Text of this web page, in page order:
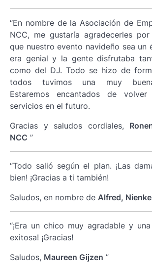
“En nombre de la Asociación de
NCC, me gustaría agradecerles
que nuestro evento navideño sea un
era genial y la gente disfrutaba
como del DJ. Todo se hizo de
todos tuvimos una muy
Estaremos encantados de
servicios en el futuro.
Gracias y saludos cordiales,
NCC ”
“Todo salió según el plan. ¡Las
bien! ¡Gracias a ti también!
Saludos, en nombre de Alfred,
“¡Era un chico muy agradable y
exitosa! ¡Gracias!
Saludos, Maureen Gijzen ”